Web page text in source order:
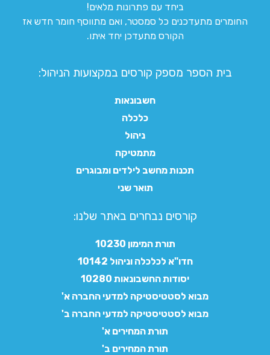
ביחד עם פתרונות מלאים!
החומרים מתעדכנים כל סמסטר, ואם מתווסף חומר חדש אז
הקורס מתעדכן יחד איתו.
בית הספר מספק קורסים במקצועות הניהול:
חשבונאות
כלכלה
ניהול
מתמטיקה
תכנות מחשב לילדים ומבוגרים
תואר שני
קורסים נבחרים באתר שלנו:​
תורת המימון 10230
חדו"א לכלכלה וניהול 10142
יסודות החשבונאות 10280
מבוא לסטטיסטיקה למדעי החברה א'
מבוא לסטטיסטיקה למדעי החברה ב'
תורת המחירים א'
תורת המחירים ב'